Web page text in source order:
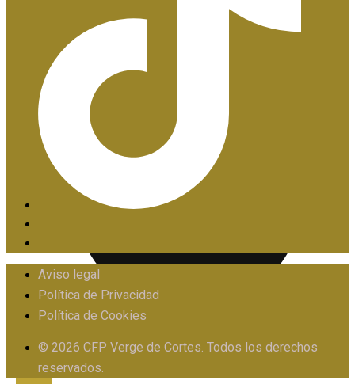
X
Aviso legal
Política de Privacidad
Política de Cookies
© 2026 CFP Verge de Cortes. Todos los derechos
reservados.